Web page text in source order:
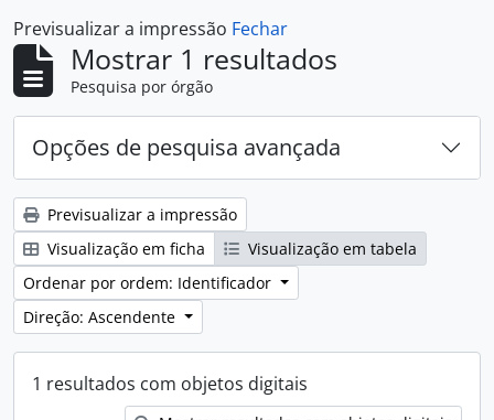
Previsualizar a impressão Fechar
Mostrar 1 resultados
Pesquisa por órgão
Opções de pesquisa avançada
Previsualizar a impressão
Visualização em ficha
Visualização em tabela
Ordenar por ordem: Identificador
Direção: Ascendente
1 resultados com objetos digitais